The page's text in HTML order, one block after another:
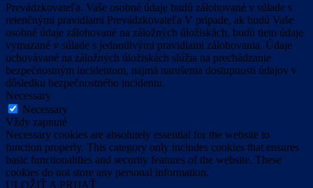
Prevádzkovateľa. Vaše osobné údaje budú zálohované v súlade s
retenčnými pravidlami Prevádzkovateľa V prípade, ak budú Vaše
osobné údaje zálohované na záložných úložiskách, budú tieto údaje
vymazané v súlade s jednotlivými pravidlami zálohovania. Údaje
uchovávané na záložných úložiskách slúžia na prechádzanie
bezpečnostným incidentom, najmä narušenia dostupnosti údajov v
dôsledku bezpečnostného incidentu.
Necessary
Necessary
Vždy zapnuté
Necessary cookies are absolutely essential for the website to
function properly. This category only includes cookies that ensures
basic functionalities and security features of the website. These
cookies do not store any personal information.
ULOŽIŤ A PRIJAŤ